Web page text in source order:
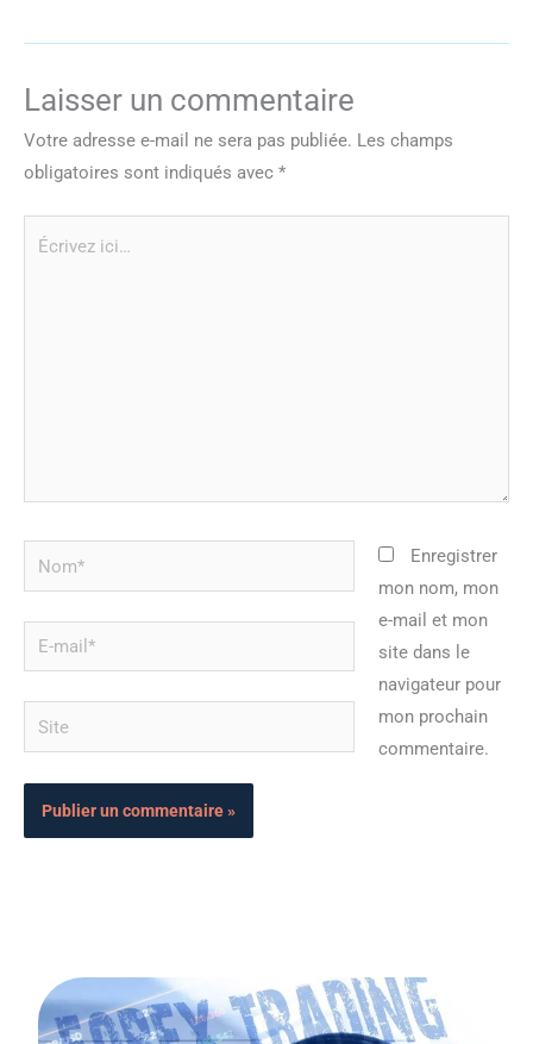
Laisser un commentaire
Votre adresse e-mail ne sera pas publiée. Les champs
obligatoires sont indiqués avec *
Nom*
mail*
Site
Enregistrer
mon nom, mon
e-mail et mon
site dans le
navigateur pour
mon prochain
commentaire.